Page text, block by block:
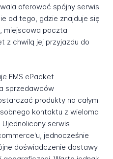
oferować spójny serwis
od tego, gdzie znajduje się
miejscowa poczta
z chwilą jej przyjazdu do
EMS ePacket
sprzedawców
produkty na całym
kontaktu z wieloma
serwis
jednocześnie
doświadczenie dostawy